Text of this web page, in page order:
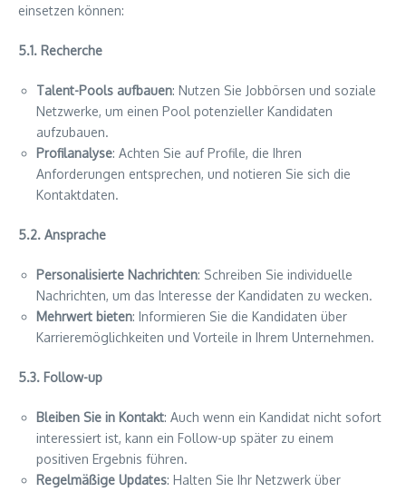
einsetzen können:
5.1. Recherche
Talent-Pools aufbauen: Nutzen Sie Jobbörsen und soziale
Netzwerke, um einen Pool potenzieller Kandidaten
aufzubauen.
Profilanalyse: Achten Sie auf Profile, die Ihren
Anforderungen entsprechen, und notieren Sie sich die
Kontaktdaten.
5.2. Ansprache
Personalisierte Nachrichten: Schreiben Sie individuelle
Nachrichten, um das Interesse der Kandidaten zu wecken.
Mehrwert bieten: Informieren Sie die Kandidaten über
Karrieremöglichkeiten und Vorteile in Ihrem Unternehmen.
5.3. Follow-up
Bleiben Sie in Kontakt: Auch wenn ein Kandidat nicht sofort
interessiert ist, kann ein Follow-up später zu einem
positiven Ergebnis führen.
Regelmäßige Updates: Halten Sie Ihr Netzwerk über